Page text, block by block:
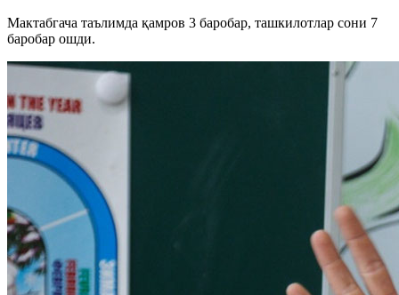
Мактабгача таълимда қамров 3 баробар, ташкилотлар сони 7
баробар ошди.